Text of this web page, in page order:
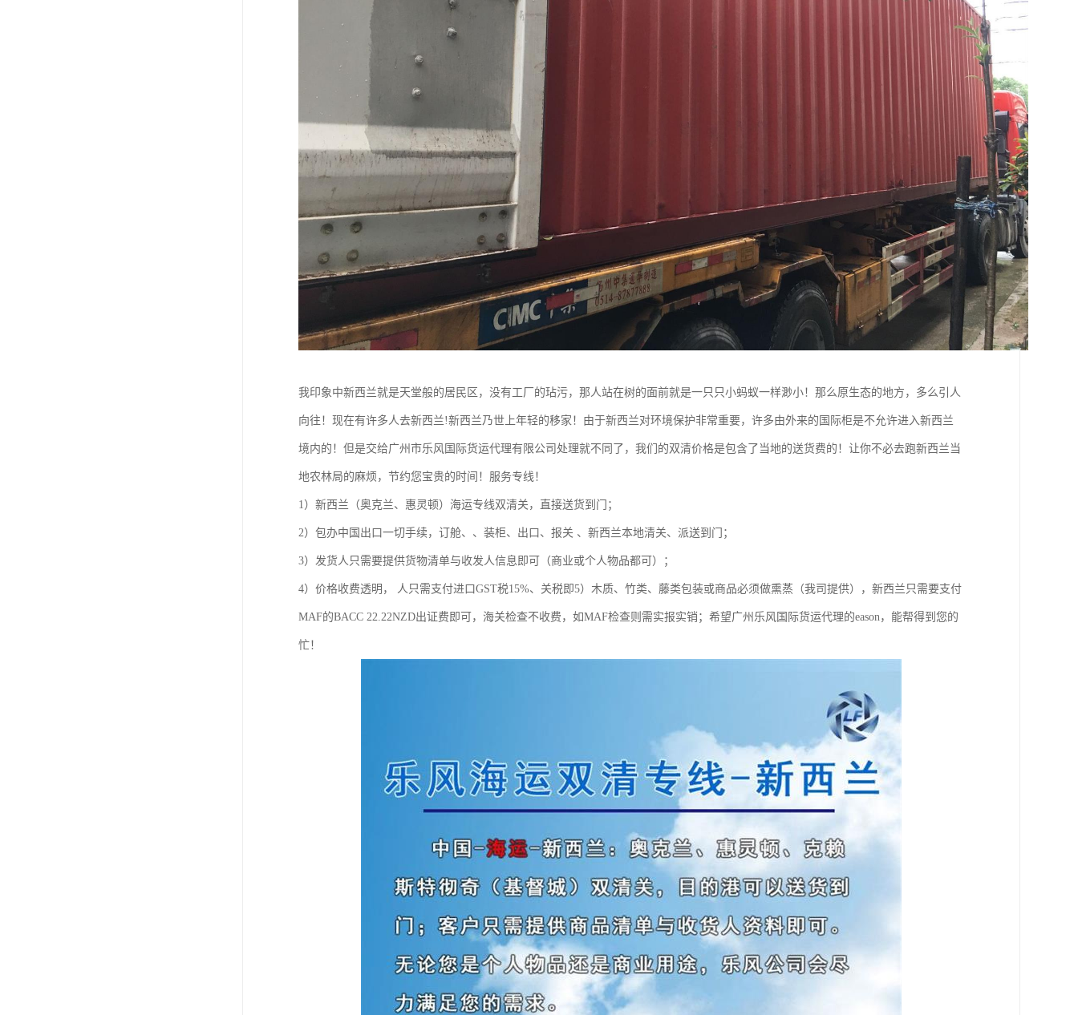
我印象中新西兰就是天堂般的居民区，没有工厂的玷污，那人站在树的面前就是一只只小蚂蚁一样渺小！那么原生态的地方，多么引人
向往！现在有许多人去新西兰!新西兰乃世上年轻的移家！由于新西兰对环境保护非常重要，许多由外来的国际柜是不允许进入新西兰
境内的！但是交给广州市乐风国际货运代理有限公司处理就不同了，我们的双清价格是包含了当地的送货费的！让你不必去跑新西兰当
地农林局的麻烦，节约您宝贵的时间！服务专线！
1）新西兰（奥克兰、惠灵顿）海运专线双清关，直接送货到门；
2）包办中国出口一切手续，订舱、、装柜、出口、报关 、新西兰本地清关、派送到门；
3）发货人只需要提供货物清单与收发人信息即可（商业或个人物品都可）；
4）价格收费透明， 人只需支付进口GST税15%、关税即5）木质、竹类、藤类包装或商品必须做熏蒸（我司提供），新西兰只需要支付
MAF的BACC 22.22NZD出证费即可，海关检查不收费，如MAF检查则需实报实销；希望广州乐风国际货运代理的eason，能帮得到您的
忙！